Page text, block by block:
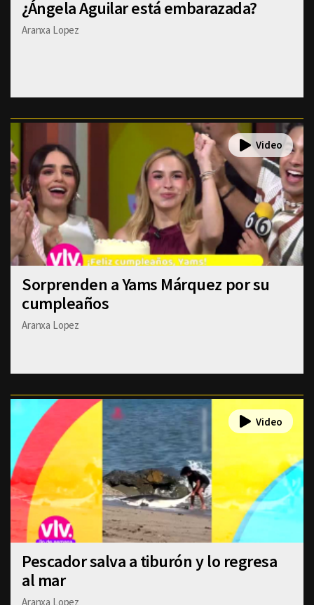
¿Ángela Aguilar está embarazada?
Aranxa Lopez
Sorprenden a Yams Márquez por su
cumpleaños
Aranxa Lopez
Pescador salva a tiburón y lo regresa
al mar
Aranxa Lopez